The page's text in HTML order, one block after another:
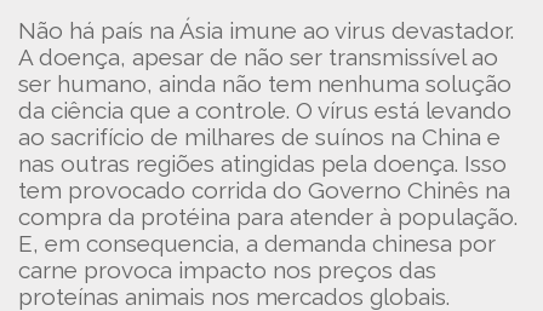
Não há país na Ásia imune ao virus devastador.
A doença, apesar de não ser transmissível ao
ser humano, ainda não tem nenhuma solução
da ciência que a controle. O vírus está levando
ao sacrifício de milhares de suínos na China e
nas outras regiões atingidas pela doença. Isso
tem provocado corrida do Governo Chinês na
compra da protéina para atender à população.
E, em consequencia, a demanda chinesa por
carne provoca impacto nos preços das
proteínas animais nos mercados globais.